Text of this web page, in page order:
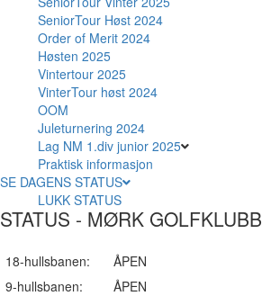
SeniorTour Høst 2024
Order of Merit 2024
Høsten 2025
Vintertour 2025
VinterTour høst 2024
OOM
Juleturnering 2024
Lag NM 1.div junior 2025
Praktisk informasjon
SE DAGENS STATUS
LUKK STATUS
STATUS - MØRK GOLFKLUBB
18-hullsbanen:
ÅPEN
9-hullsbanen:
ÅPEN